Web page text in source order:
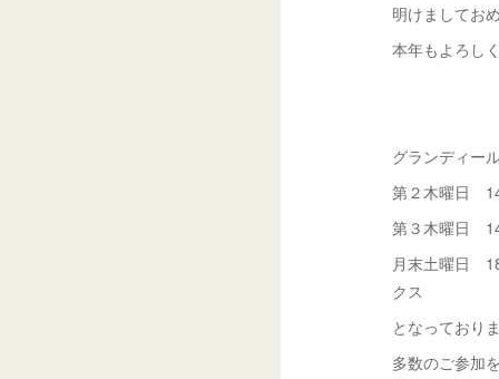
明けましてお
本年もよろし
グランディー
第２木曜日
第３木曜日
月末土曜日
クス
となっており
多数のご参加